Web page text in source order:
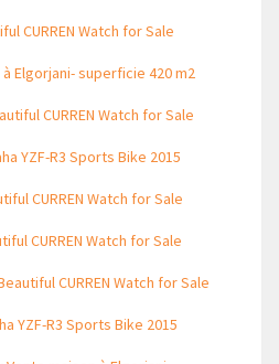
CURREN Watch for Sale
Elgorjani- superficie 420 m2
CURREN Watch for Sale
YZF-R3 Sports Bike 2015
CURREN Watch for Sale
CURREN Watch for Sale
CURREN Watch for Sale
YZF-R3 Sports Bike 2015